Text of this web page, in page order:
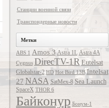
Станции военной связи
Транспондерные новости
Метки
ABS 1 Amos 3 Astra 1L Astra 4A
Cygnus DirecTV-1R Eutelsat
Globalstar-2 HD Hot Bird 13B Intelsat
27 NASA SatMex-8 Sea Launch
SpaceX THOR 6
Байконур Бонум-1